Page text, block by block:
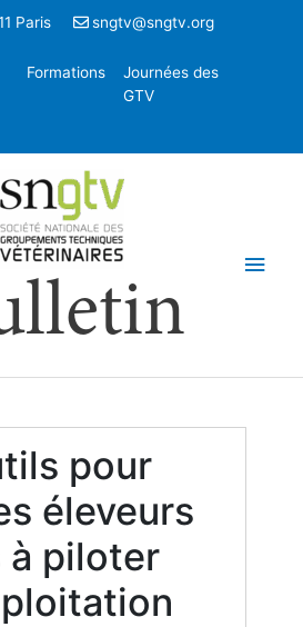
Paris
sngtv@sngtv.org
Formations
Journées des
GTV
pour
éleveurs
à piloter